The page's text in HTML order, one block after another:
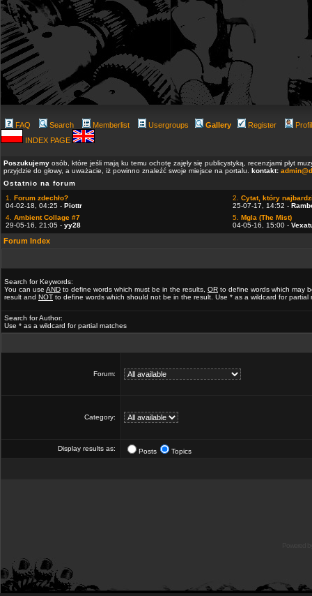
FAQ Search Memberlist Usergroups Gallery Register
INDEX PAGE
Poszukujemy osób, które jeśli mają ku temu ochotę zajęły się publicystyką, recenzjami płyt
przyjdzie do głowy, a uważacie, iż powinno znaleźć swoje miejsce na portalu. kontakt:
Ostatnio na forum
1. Forum zdechło?
04-02-18, 04:25 - Piottr
2. Cytat, który
25-07-17, 14:52 -
4. Ambient Collage #7
29-05-16, 21:05 - yy28
5. Mgla (The Mist)
04-05-16, 15:00 -
Forum Index
Search for Keywords:
You can use AND to define words which must be in the results, OR to define words which may
result and NOT to define words which should not be in the result. Use * as a wildcard for partial
Search for Author:
Use * as a wildcard for partial matches
Forum:
Category:
Display results as: Posts Topics